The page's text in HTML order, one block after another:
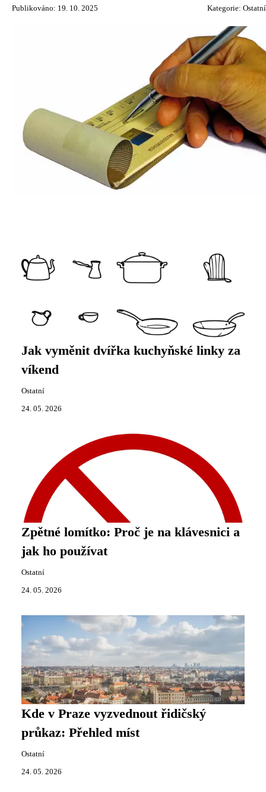
Publikováno: 19. 10. 2025 Kategorie: Ostatní
Jak vyměnit dvířka kuchyňské linky za
víkend
Ostatní
24. 05. 2026
Zpětné lomítko: Proč je na klávesnici a
jak ho používat
Ostatní
24. 05. 2026
Kde v Praze vyzvednout řidičský
průkaz: Přehled míst
Ostatní
24. 05. 2026